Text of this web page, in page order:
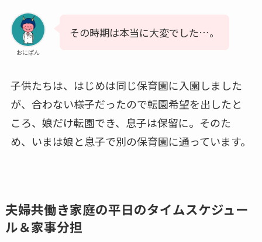
おにぱん
その時期は本当に大変でした…。
子供たちは、はじめは同じ保育園に入園しました
が、合わない様子だったので転園希望を出したと
ころ、娘だけ転園でき、息子は保留に。そのた
め、いまは娘と息子で別の保育園に通っています。
夫婦共働き家庭の平日のタイムスケジュー
ル＆家事分担